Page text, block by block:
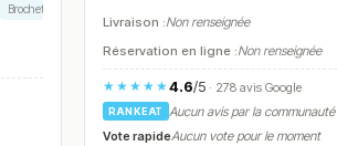
Brochettes adana
Livraison :Non renseignée
Réservation en ligne :Non renseignée
★★★★★4.6/5· 278 avis Google
RANKEAT
Aucun avis par la communauté
Vote rapideAucun vote pour le moment